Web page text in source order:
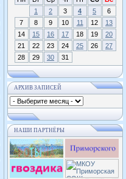
1
2 3 4 5
6
7
8 9 10 11 12
13
14
15 16 17 18 19
20
21
22 23 24 25 26
27
28
29 30 31
АРХИВ ЗАПИСЕЙ
НАШИ ПАРТНЁРЫ